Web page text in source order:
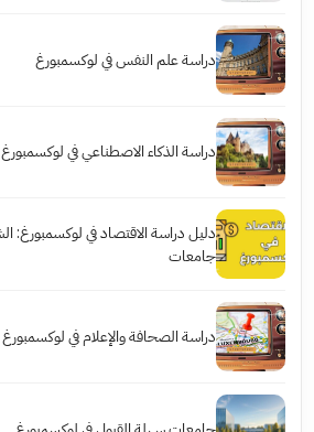
دراسة علم النفس في لوكسمبورغ
دراسة الذكاء الاصطناعي في لوكسمبورغ
جامعات
دراسة الصحافة والإعلام في لوكسمبورغ